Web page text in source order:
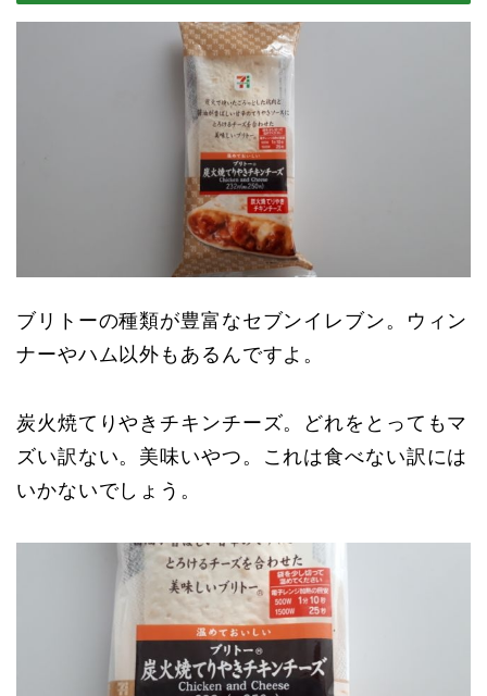
ブリトーの種類が豊富なセブンイレブン。ウィン
ナーやハム以外もあるんですよ。
炭火焼てりやきチキンチーズ。どれをとってもマ
ズい訳ない。美味いやつ。これは食べない訳には
いかないでしょう。